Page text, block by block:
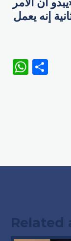
إنه يعمل
Related